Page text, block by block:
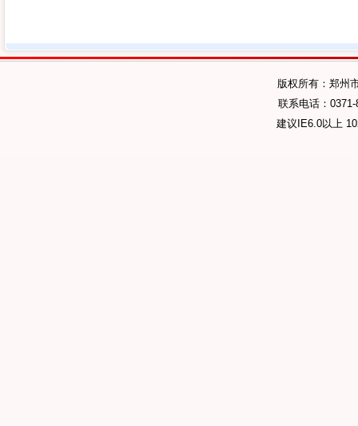
版权所有：郑州
联系电话：
建议IE6.0以上